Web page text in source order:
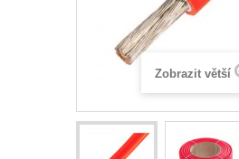
Zobrazit větší